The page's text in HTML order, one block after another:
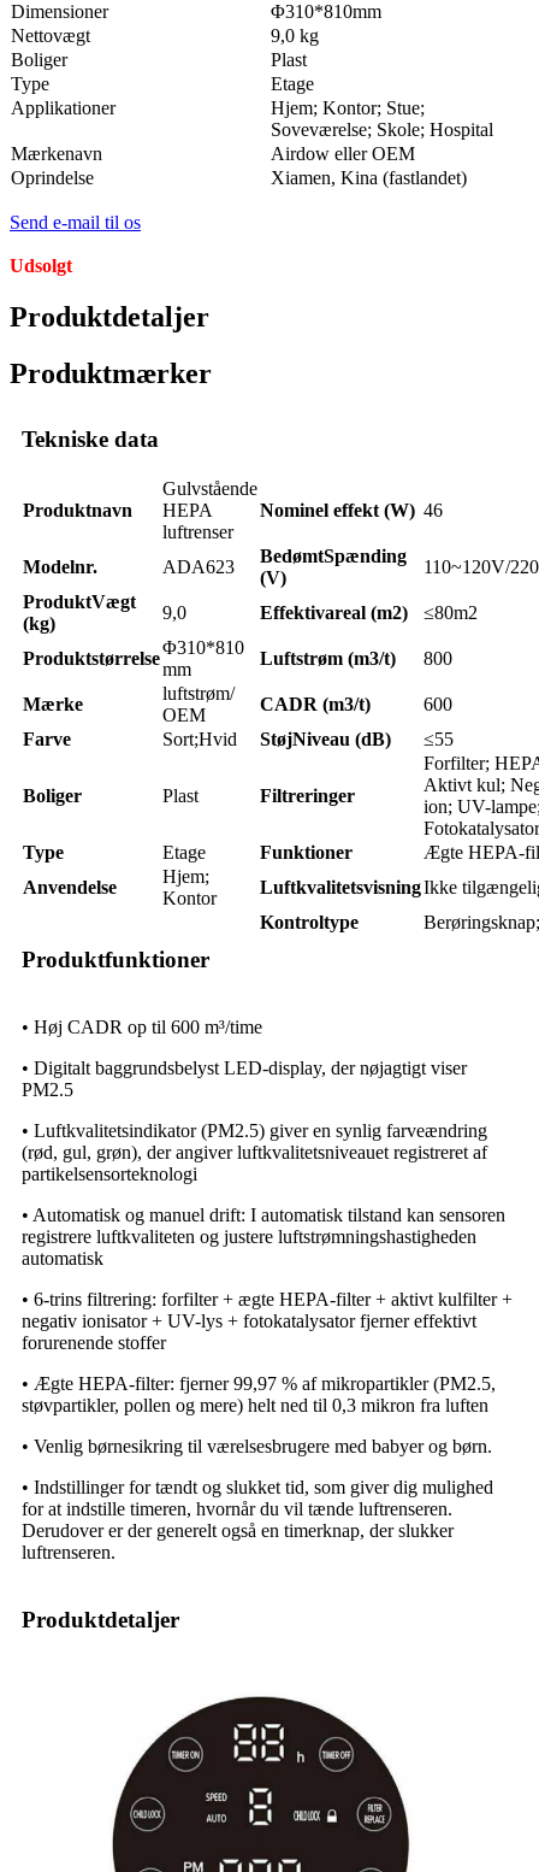
Dimensioner
Φ310*810mm
Nettovægt
9,0 kg
Boliger
Plast
Type
Etage
Applikationer
Hjem; Kontor; Stue;
Soveværelse; Skole; Hospital
Mærkenavn
Airdow eller OEM
Oprindelse
Xiamen, Kina (fastlandet)
Send e-mail til os
Udsolgt
Produktdetaljer
Produktmærker
Tekniske data
Produktnavn
Gulvstående
HEPA
luftrenser
Nominel effekt (W) 46
Modelnr. ADA623
BedømtSpænding
(V)
110~120V/
ProduktVægt
(kg)
9,0 Effektivareal (m2) ≤80m2
Produktstørrelse
Φ310*810
mm
Luftstrøm (m3/t) 800
Mærke
luftstrøm/
OEM
CADR (m3/t)
600
Farve
Sort;Hvid StøjNiveau (dB) ≤55
Boliger Plast Filtreringer
Forfilter;
Aktivt kul;
ion; UV-
Fotokatalysator
Type
Etage Funktioner
Ægte HEPA-
Anvendelse
Hjem;
Kontor
LuftkvalitetsvisningIkke
Kontroltype
Berøringsknap;
Produktfunktioner
• Høj CADR op til 600 m³/time
• Digitalt baggrundsbelyst LED-display, der nøjagtigt viser
PM2.5
• Luftkvalitetsindikator (PM2.5) giver en synlig farveændring
(rød, gul, grøn), der angiver luftkvalitetsniveauet registreret af
partikelsensorteknologi
• Automatisk og manuel drift: I automatisk tilstand kan sensoren
registrere luftkvaliteten og justere luftstrømningshastigheden
automatisk
• 6-trins filtrering: forfilter + ægte HEPA-filter + aktivt kulfilter +
negativ ionisator + UV-lys + fotokatalysator fjerner effektivt
forurenende stoffer
• Ægte HEPA-filter: fjerner 99,97 % af mikropartikler (PM2.5,
støvpartikler, pollen og mere) helt ned til 0,3 mikron fra luften
• Venlig børnesikring til værelsesbrugere med babyer og børn.
• Indstillinger for tændt og slukket tid, som giver dig mulighed
for at indstille timeren, hvornår du vil tænde luftrenseren.
Derudover er der generelt også en timerknap, der slukker
luftrenseren.
Produktdetaljer